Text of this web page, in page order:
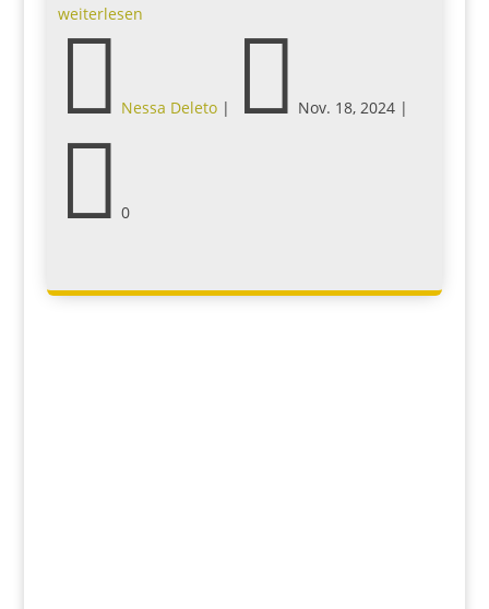
weiterlesen
 Nessa Deleto|  Nov. 18, 2024|
 0